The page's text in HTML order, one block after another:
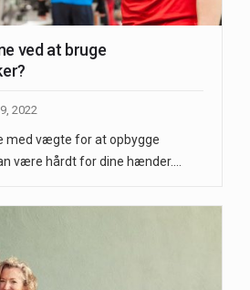
ved at bruge
2022
med vægte for at opbygge
være hårdt for dine hænder.…